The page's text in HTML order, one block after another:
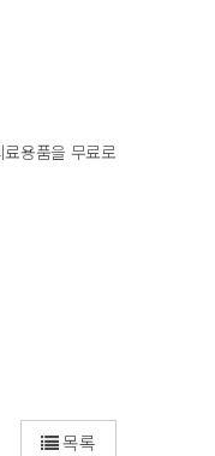
용품을 무료로
목록